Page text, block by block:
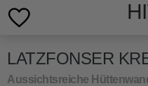
LATZFONSER
Aussichtsreiche